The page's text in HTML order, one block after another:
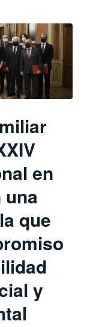
en
una
que
y